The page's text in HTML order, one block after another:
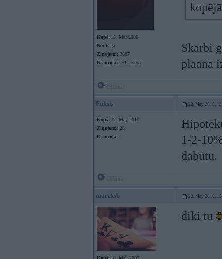
Kopš: 15. Mar 2006
No: Rīga
Ziņojumi: 3687
Braucu ar: F11 525d
Skarbi
plaana
Fuksis 22. May 2010,
Kopš: 22. May 2010
Ziņojumi: 23
Braucu ar:
1-2-
dabūtu.
mareksb 22. May 2010,
Kopš: 10. May 2007
diki tu